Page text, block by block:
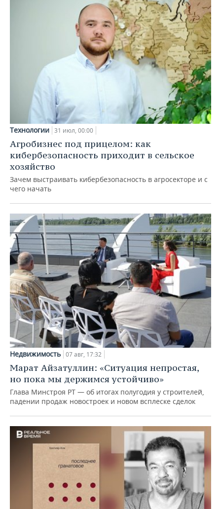
Технологии 31 июл, 00:00
Агробизнес под прицелом: как
кибербезопасность приходит в сельское
хозяйство
Зачем выстраивать кибербезопасность в агросекторе и с
чего начать
Недвижимость 07 авг, 17:32
Марат Айзатуллин: «Ситуация непростая,
но пока мы держимся устойчиво»
Глава Минстроя РТ — об итогах полугодия у строителей,
падении продаж новостроек и новом всплеске сделок